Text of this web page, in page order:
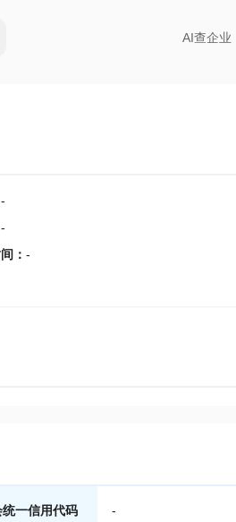
AI查企业
-
-
： -
统一信用代码 -